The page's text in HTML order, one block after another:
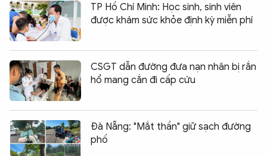
TP Hồ Chí Minh: Học sinh, sinh viên
được khám sức khỏe định kỳ miễn phí
CSGT dẫn đường đưa nạn nhân bị rắn
hổ mang cắn đi cấp cứu
Đà Nẵng: "Mắt thần" giữ sạch đường
phố